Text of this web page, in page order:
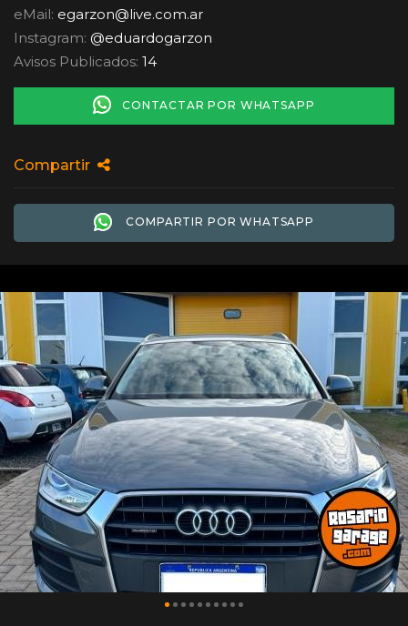
eMail: egarzon@live.com.ar
Instagram: @eduardogarzon
Avisos Publicados: 14
CONTACTAR POR WHATSAPP
Compartir
COMPARTIR POR WHATSAPP